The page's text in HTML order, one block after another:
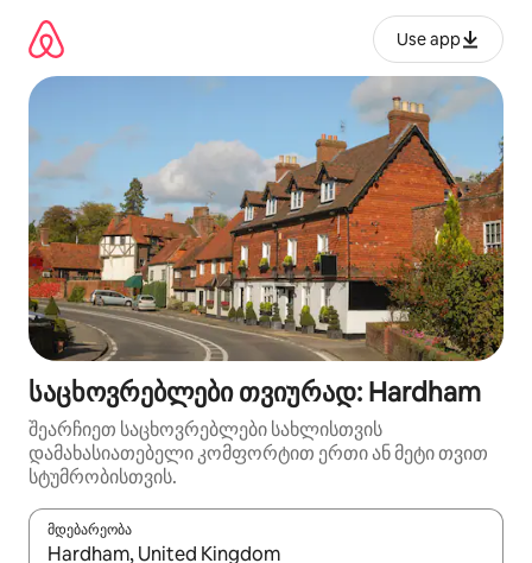
გადასვლა
Use app
საცხოვრებლები თვიურად: Hardham
შეარჩიეთ საცხოვრებლები სახლისთვის
დამახასიათებელი კომფორტით ერთი ან მეტი თვით
სტუმრობისთვის.
მდებარეობა
როცა შედეგები ხელმისაწვდომი გახდება, ნავიგაციისთვის